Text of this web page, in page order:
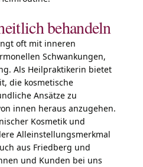
behandeln
oft mit inneren
Schwankungen,
Als Heilpraktikerin bietet
die kosmetische
Ansätze zu
innen heraus anzugehen.
Kosmetik und
Alleinstellungsmerkmal
aus Friedberg und
und Kunden bei uns